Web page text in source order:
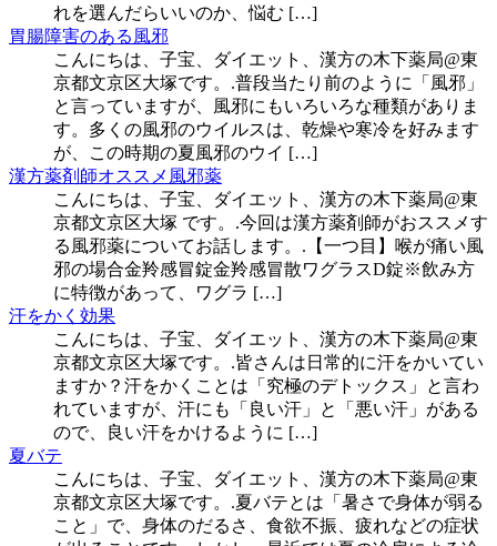
れを選んだらいいのか、悩む […]
胃腸障害のある風邪
こんにちは、子宝、ダイエット、漢方の木下薬局@東
京都文京区大塚です。.普段当たり前のように「風邪」
と言っていますが、風邪にもいろいろな種類がありま
す。多くの風邪のウイルスは、乾燥や寒冷を好みます
が、この時期の夏風邪のウイ […]
漢方薬剤師オススメ風邪薬
こんにちは、子宝、ダイエット、漢方の木下薬局@東
京都文京区大塚 です。.今回は漢方薬剤師がおススメす
る風邪薬についてお話します。.【一つ目】喉が痛い風
邪の場合金羚感冒錠金羚感冒散ワグラスD錠※飲み方
に特徴があって、ワグラ […]
汗をかく効果
こんにちは、子宝、ダイエット、漢方の木下薬局@東
京都文京区大塚です。.皆さんは日常的に汗をかいてい
ますか？汗をかくことは「究極のデトックス」と言わ
れていますが、汗にも「良い汗」と「悪い汗」がある
ので、良い汗をかけるように […]
夏バテ
こんにちは、子宝、ダイエット、漢方の木下薬局@東
京都文京区大塚です。.夏バテとは「暑さで身体が弱る
こと」で、身体のだるさ、食欲不振、疲れなどの症状